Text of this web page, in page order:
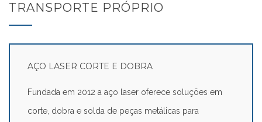
TRANSPORTE PRÓPRIO
AÇO LASER CORTE E DOBRA
Fundada em 2012 a aço laser oferece soluções em
corte, dobra e solda de peças metálicas para